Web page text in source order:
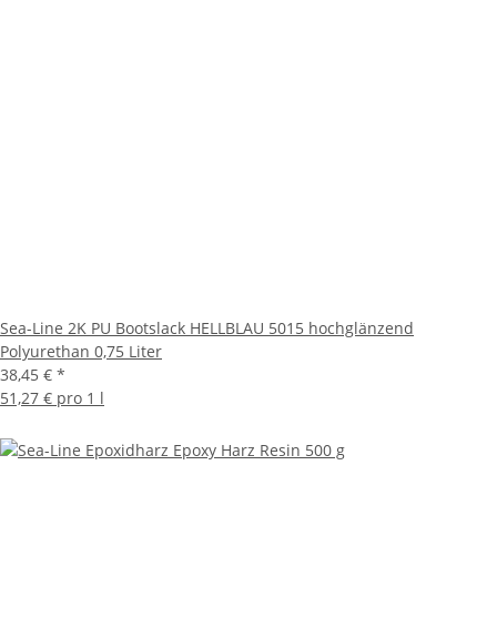
Sea-Line 2K PU Bootslack HELLBLAU 5015 hochglänzend
Polyurethan 0,75 Liter
38,45 € *
51,27 € pro 1 l